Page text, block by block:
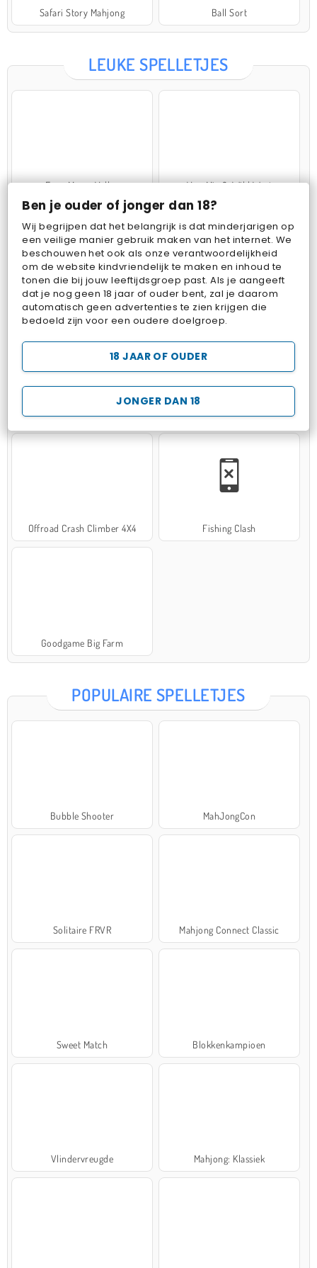
Ben je ouder of jonger dan 18?
Wij begrijpen dat het belangrijk is dat minderjarigen op
een veilige manier gebruik maken van het internet. We
beschouwen het ook als onze verantwoordelijkheid
om de website kindvriendelijk te maken en inhoud te
tonen die bij jouw leeftijdsgroep past. Als je aangeeft
dat je nog geen 18 jaar of ouder bent, zal je daarom
automatisch geen advertenties te zien krijgen die
bedoeld zijn voor een oudere doelgroep.
JONGER DAN 18
18 JAAR OF OUDER
Safari Story Mahjong Ball Sort
LEUKE SPELLETJES
Farm Merge Valley VegaMix 2: Wild West
Pop Fruit Bubbits
Hospital Surgeon Doctor Game Potion Sort
Offroad Crash Climber 4X4 Fishing Clash
Goodgame Big Farm
POPULAIRE SPELLETJES
Bubble Shooter MahJongCon
Solitaire FRVR Mahjong Connect Classic
Sweet Match Blokkenkampioen
Vlindervreugde Mahjong: Klassiek